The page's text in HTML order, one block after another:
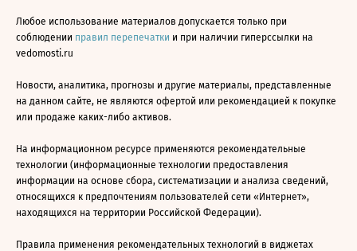
Любое использование материалов допускается только при
соблюдении правил перепечатки и при наличии гиперссылки на
vedomosti.ru
Новости, аналитика, прогнозы и другие материалы, представленные
на данном сайте, не являются офертой или рекомендацией к покупке
или продаже каких-либо активов.
На информационном ресурсе применяются рекомендательные
технологии (информационные технологии предоставления
информации на основе сбора, систематизации и анализа сведений,
относящихся к предпочтениям пользователей сети «Интернет»,
находящихся на территории Российской Федерации).
Правила применения рекомендательных технологий в виджетах